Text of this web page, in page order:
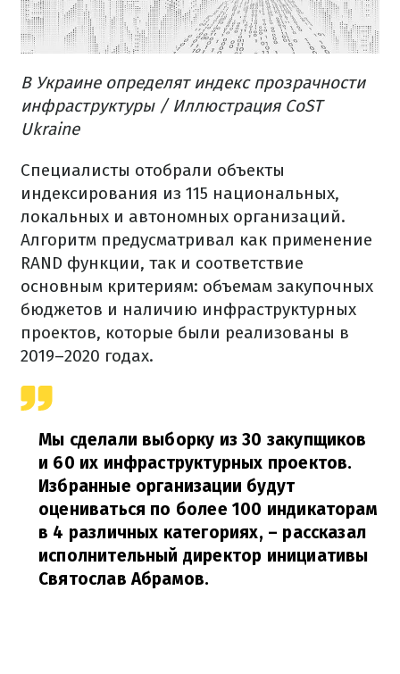
В Украине определят индекс прозрачности
инфраструктуры / Иллюстрация CoST
Ukraine
Специалисты отобрали объекты
индексирования из 115 национальных,
локальных и автономных организаций.
Алгоритм предусматривал как применение
RAND функции, так и соответствие
основным критериям: объемам закупочных
бюджетов и наличию инфраструктурных
проектов, которые были реализованы в
2019–2020 годах.
Мы сделали выборку из 30 закупщиков
и 60 их инфраструктурных проектов.
Избранные организации будут
оцениваться по более 100 индикаторам
в 4 различных категориях, – рассказал
исполнительный директор инициативы
Святослав Абрамов.